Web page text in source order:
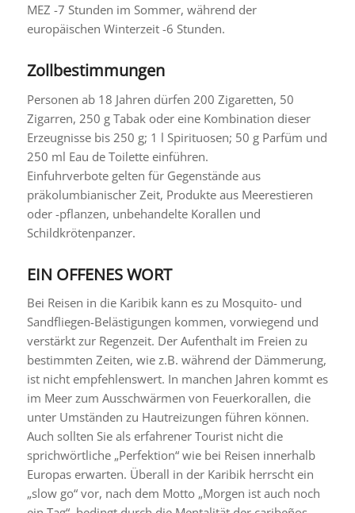
MEZ -7 Stunden im Sommer, während der
europäischen Winterzeit -6 Stunden.
Zollbestimmungen
Personen ab 18 Jahren dürfen 200 Zigaretten, 50
Zigarren, 250 g Tabak oder eine Kombination dieser
Erzeugnisse bis 250 g; 1 l Spirituosen; 50 g Parfüm und
250 ml Eau de Toilette einführen.
Einfuhrverbote gelten für Gegenstände aus
präkolumbianischer Zeit, Produkte aus Meerestieren
oder -pflanzen, unbehandelte Korallen und
Schildkrötenpanzer.
EIN OFFENES WORT
Bei Reisen in die Karibik kann es zu Mosquito- und
Sandfliegen-Belästigungen kommen, vorwiegend und
verstärkt zur Regenzeit. Der Aufenthalt im Freien zu
bestimmten Zeiten, wie z.B. während der Dämmerung,
ist nicht empfehlenswert. In manchen Jahren kommt es
im Meer zum Ausschwärmen von Feuerkorallen, die
unter Umständen zu Hautreizungen führen können.
Auch sollten Sie als erfahrener Tourist nicht die
sprichwörtliche „Perfektion“ wie bei Reisen innerhalb
Europas erwarten. Überall in der Karibik herrscht ein
„slow go“ vor, nach dem Motto „Morgen ist auch noch